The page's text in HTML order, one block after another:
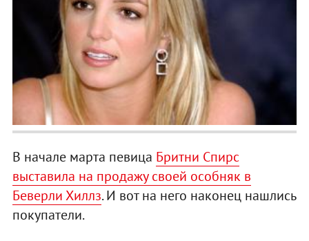
В начале марта певица Бритни Спирс
выставила на продажу своей особняк в
Беверли Хиллз. И вот на него наконец нашлись
покупатели.